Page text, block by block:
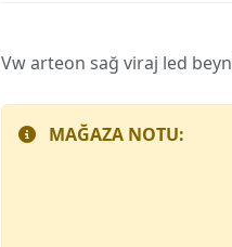
Vw arteon sağ vi̇raj led
MAĞAZA NOTU: